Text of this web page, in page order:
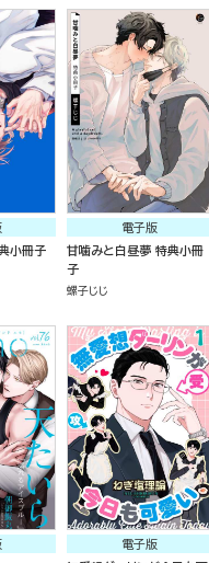
小冊子
電子版
甘噛みと白昼夢 特典小冊
子
螺子じじ
電子版